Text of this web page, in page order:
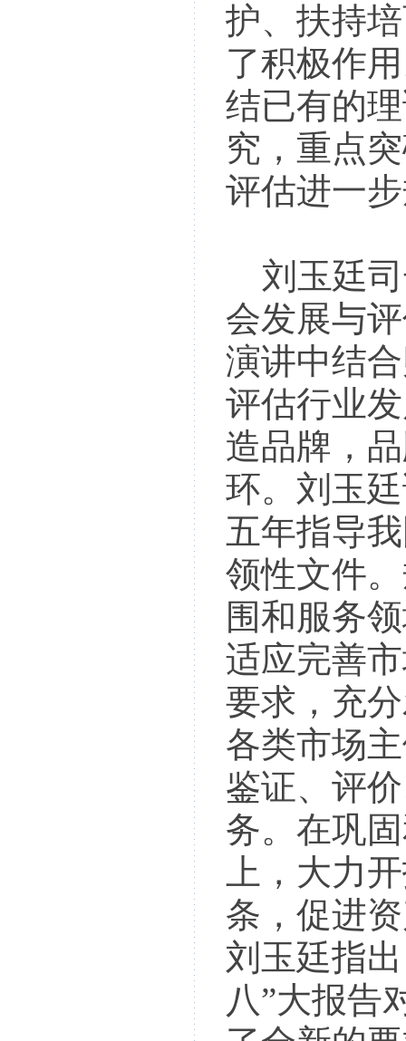
护、扶持
了积极作
结已有的
究，重点
评估进一
刘玉廷司
会发展与
演讲中结
评估行业
造品牌，
环。刘玉
五年指导
领性文件
围和服务
适应完善
要求，充
各类市场
鉴证、评
务。在巩
上，大力
条，促进
刘玉廷指
八”大报告